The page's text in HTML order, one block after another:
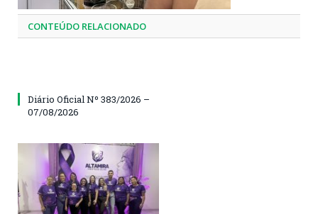
CONTEÚDO RELACIONADO
Diário Oficial Nº 383/2026 –
07/08/2026